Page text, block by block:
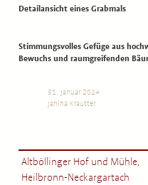
Detailansicht eines Grabmals
Stimmungsvolles Gefüge aus
Bewuchs und raumgreifenden
31. Januar 2024
Janina Krautter
Altböllinger Hof und Mühle,
Heilbronn-Neckargartach